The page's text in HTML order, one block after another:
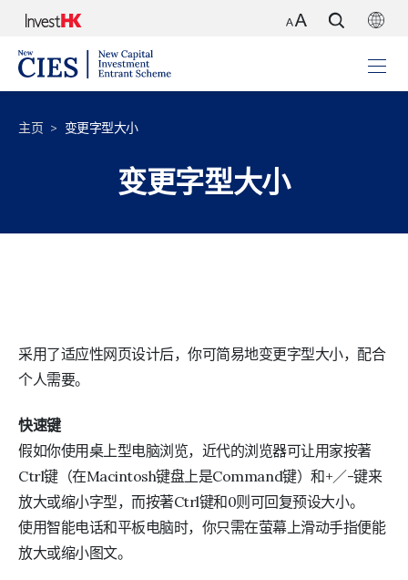
主页 变更字型大小
变更字型大小
采用了适应性网页设计后，你可简易地变更字型大小，配合
个人需要。
快速键
假如你使用桌上型电脑浏览，近代的浏览器可让用家按著
Ctrl键（在Macintosh键盘上是Command键）和+／-键来
放大或缩小字型，而按著Ctrl键和0则可回复预设大小。
使用智能电话和平板电脑时，你只需在萤幕上滑动手指便能
放大或缩小图文。